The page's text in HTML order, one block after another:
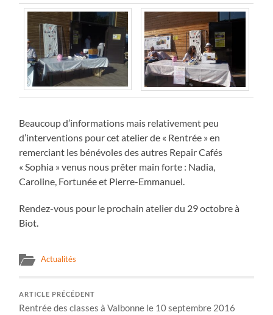
Beaucoup d’informations mais relativement peu
d’interventions pour cet atelier de « Rentrée » en
remerciant les bénévoles des autres Repair Cafés
« Sophia » venus nous prêter main forte : Nadia,
Caroline, Fortunée et Pierre-Emmanuel.
Rendez-vous pour le prochain atelier du 29 octobre à
Biot.
Actualités
ARTICLE PRÉCÉDENT
Rentrée des classes à Valbonne le 10 septembre 2016